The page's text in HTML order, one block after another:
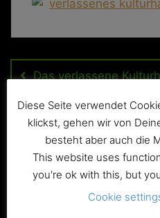
Das verlassene
Copyright+Impressum
Diese Seite verwendet
klickst, gehen wir von
besteht aber auch die
This website uses
you're ok with this, but
Cookie